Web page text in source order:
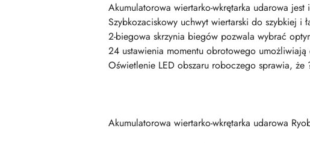
Akumulatorowa wiertarko-wkrętarka udarowa
Szybkozaciskowy uchwyt wiertarski do szybkiej i
2-biegowa skrzynia biegów pozwala wybrać
24 ustawienia momentu obrotowego
Oświetlenie LED obszaru roboczego sprawia, że
Akumulatorowa wiertarko-wkrętarka udarowa